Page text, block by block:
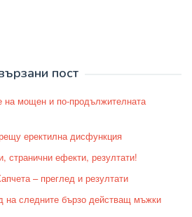
пост
на мощен и по-продължителната
еректилна дисфункция
странични ефекти, резултати!
– преглед и резултати
на следните бързо действащ мъжки